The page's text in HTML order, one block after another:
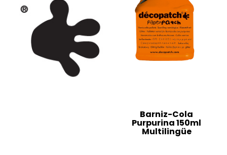
Barniz-Cola
Purpurina 150ml
Multilingüe